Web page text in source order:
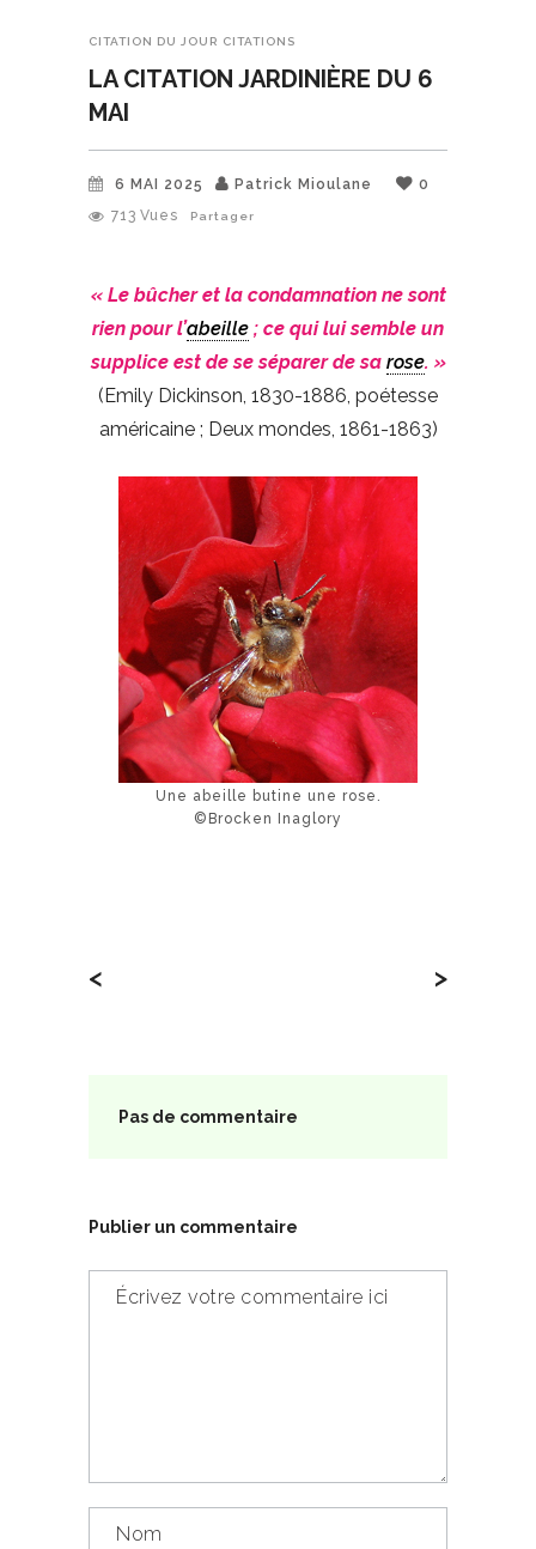
CITATION DU JOUR CITATIONS
LA CITATION JARDINIÈRE DU 6
MAI
6 MAI 2025 Patrick Mioulane
0
713 Vues Partager
« Le bûcher et la condamnation ne sont
rien pour l’abeille ; ce qui lui semble un
supplice est de se séparer de sa rose. »
(Emily Dickinson, 1830-1886, poétesse
américaine ; Deux mondes, 1861-1863)
Une abeille butine une rose.
©Brocken Inaglory
< >
Pas de commentaire
Publier un commentaire